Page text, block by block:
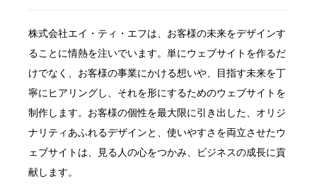
株式会社エイ・ティ・エフは、お客様の未来をデザインす
ることに情熱を注いでいます。単にウェブサイトを作るだ
けでなく、お客様の事業にかける想いや、目指す未来を丁
寧にヒアリングし、それを形にするためのウェブサイトを
制作します。お客様の個性を最大限に引き出した、オリジ
ナリティあふれるデザインと、使いやすさを両立させたウ
ェブサイトは、見る人の心をつかみ、ビジネスの成長に貢
献します。